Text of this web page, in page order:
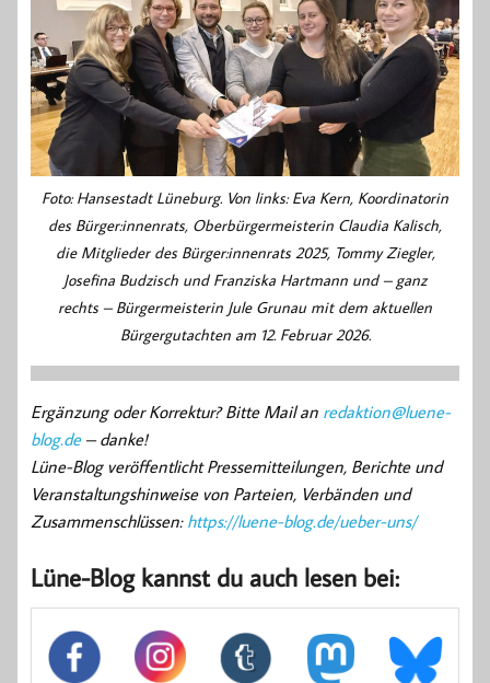
Foto: Hansestadt Lüneburg. Von links: Eva Kern, Koordinatorin
des Bürger:innenrats, Oberbürgermeisterin Claudia Kalisch,
die Mitglieder des Bürger:innenrats 2025, Tommy Ziegler,
Josefina Budzisch und Franziska Hartmann und – ganz
rechts – Bürgermeisterin Jule Grunau mit dem aktuellen
Bürgergutachten am 12. Februar 2026.
Ergänzung oder Korrektur? Bitte Mail an redaktion@luene-
blog.de– danke!
Lüne-Blog veröffentlicht Pressemitteilungen, Berichte und
Veranstaltungshinweise von Parteien, Verbänden und
Zusammenschlüssen: https://luene-blog.de/ueber-uns/
Lüne-Blog kannst du auch lesen bei: